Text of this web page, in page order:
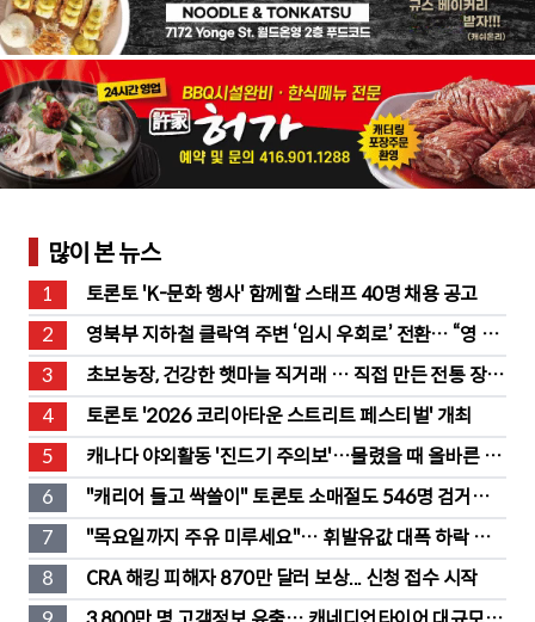
많이 본 뉴스
1
토론토 'K-문화 행사' 함께할 스태프 40명 채용 공고
2
영북부 지하철 클락역 주변 ‘임시 우회로’ 전환… “영 스
트리트 바뀐다”
3
초보농장, 건강한 햇마늘 직거래 … 직접 만든 전통 장류
도 판매
4
토론토 '2026 코리아타운 스트리트 페스티벌' 개최
5
캐나다 야외활동 '진드기 주의보'…물렸을 때 올바른 대
처법은?
6
"캐리어 들고 싹쓸이" 토론토 소매절도 546명 검거…
훔친 물건 재유통
7
"목요일까지 주유 미루세요"… 휘발유값 대폭 하락 예
고
8
CRA 해킹 피해자 870만 달러 보상... 신청 접수 시작